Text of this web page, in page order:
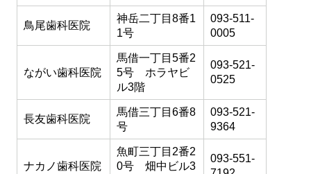
鳥尾歯科医院
神岳二丁目8番1
1号
093-511-
0005
ながい歯科医院
馬借一丁目5番2
5号 ホラヤビ
ル3階
093-521-
0525
長友歯科医院
馬借三丁目6番8
号
093-521-
9364
ナカノ歯科医院
魚町三丁目2番2
0号 畑中ビル3
093-551-